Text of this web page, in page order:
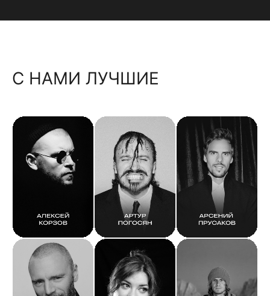
С НАМИ ЛУЧШИЕ